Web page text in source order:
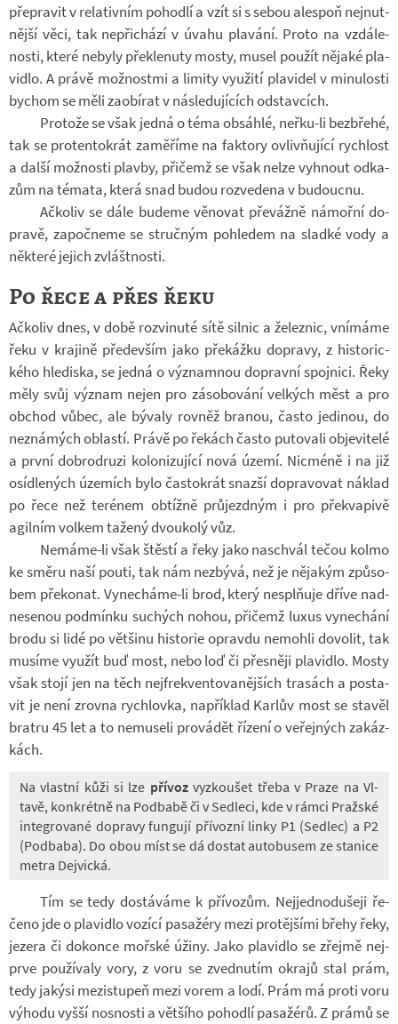
pře­pra­vit v re­la­tiv­ním po­hodlí a vzít si s sebou ale­spoň nej­nut­
nější věci, tak ne­při­chází v úvahu pla­vání. Proto na vzdá­le­
nosti, které ne­byly pře­kle­nuty mosty, musel po­u­žít ně­jaké pla­
vi­dlo. A právě mož­nostmi a li­mity vy­u­žití pla­vi­del v mi­nu­losti
bychom se měli za­o­bí­rat v ná­sle­du­jí­cích od­stav­cích.
Pro­tože se však jedná o téma ob­sáhlé, neřku-​li bez­břehé,
tak se pro­ten­to­krát za­mě­říme na fak­tory ovliv­ňu­jící rych­lost
a další mož­nosti plavby, při­čemž se však nelze vy­hnout od­ka­
zům na té­mata, která snad budou roz­ve­dena v bu­doucnu.
Ač­ko­liv se dále bu­deme vě­no­vat pře­vážně ná­mořní do­
pravě, za­počneme se struč­ným po­hle­dem na sladké vody a
ně­které je­jich zvlášt­nosti.
Po řece a přes řeku
Ač­ko­liv dnes, v době roz­vi­nuté sítě sil­nic a že­lez­nic, vní­máme
řeku v kra­jině pře­de­vším jako pře­kážku do­pravy, z his­to­ric­
kého hle­diska, se jedná o vý­znam­nou do­pravní spoj­nici. Řeky
měly svůj vý­znam nejen pro zá­so­bo­vání vel­kých měst a pro
ob­chod vůbec, ale bý­valy rov­něž bra­nou, často je­di­nou, do
ne­zná­mých ob­lastí. Právě po ře­kách často pu­to­vali ob­je­vi­telé
a první dob­ro­druzi ko­lo­ni­zu­jící nová území. Nicméně i na již
osíd­le­ných úze­mích bylo čas­to­krát snazší do­pra­vo­vat ná­klad
po řece než te­ré­nem ob­tížně prů­jezd­ným i pro pře­kva­pivě
agil­ním vol­kem ta­žený dvou­kolý vůz.
Nemáme-​li však štěstí a řeky jako na­schvál tečou kolmo
ke směru naší pouti, tak nám ne­zbývá, než je ně­ja­kým způ­so­
bem pře­ko­nat. Vynecháme-​li brod, který ne­spl­ňuje dříve nad­
ne­se­nou pod­mínku su­chých nohou, při­čemž luxus vy­ne­chání
brodu si lidé po vět­šinu his­to­rie opravdu ne­mohli do­vo­lit, tak
mu­síme vy­u­žít buď most, nebo loď či přes­něji pla­vi­dlo. Mosty
však stojí jen na těch nej­frek­ven­to­va­něj­ších tra­sách a po­sta­
vit je není zrovna rych­lovka, na­pří­klad Kar­lův most se sta­věl
bratru 45 let a to ne­mu­seli pro­vá­dět ří­zení o ve­řej­ných za­káz­
kách.
Na vlastní kůži si lze pří­vozvy­zkou­šet třeba v Praze na Vl­
tavě, kon­krétně na Pod­babě či v Sed­leci, kde v rámci Praž­ské
in­te­gro­vané do­pravy fun­gují pří­vozní linky P1 (Sed­lec) a P2
(Pod­baba). Do obou míst se dá do­stat au­to­bu­sem ze sta­nice
metra Dej­vická.
Tím se tedy do­stá­váme k pří­vo­zům. Nej­jed­no­du­šeji ře­
čeno jde o pla­vi­dlo vo­zící pa­sa­žéry mezi pro­těj­šími břehy řeky,
je­zera či do­konce moř­ské úžiny. Jako pla­vi­dlo se zřejmě nej­
prve po­u­ží­valy vory, z voru se zved­nu­tím okrajů stal prám,
tedy ja­kýsi me­zi­stu­peň mezi vorem a lodí. Prám má proti voru
vý­hodu vyšší nos­nosti a vět­šího po­hodlí pa­sa­žérů. Z prámů se